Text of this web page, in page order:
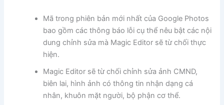
Mã trong phiên bản mới nhất của Google Photos
bao gồm các thông báo lỗi cụ thể nêu bật các nội
dung chỉnh sửa mà Magic Editor sẽ từ chối thực
hiện.
Magic Editor sẽ từ chối chỉnh sửa ảnh CMND,
biên lai, hình ảnh có thông tin nhận dạng cá
nhân, khuôn mặt người, bộ phận cơ thể.